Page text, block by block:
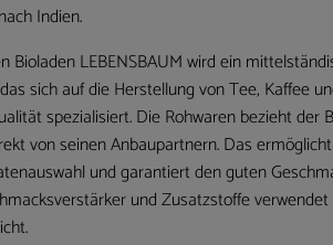
Indien.
Bioladen LEBENSBAUM wird ein
sich auf die Herstellung von Tee, Kaffee
spezialisiert. Die Rohwaren bezieht der
von seinen Anbaupartnern. Das
und garantiert den guten
und Zusatzstoffe